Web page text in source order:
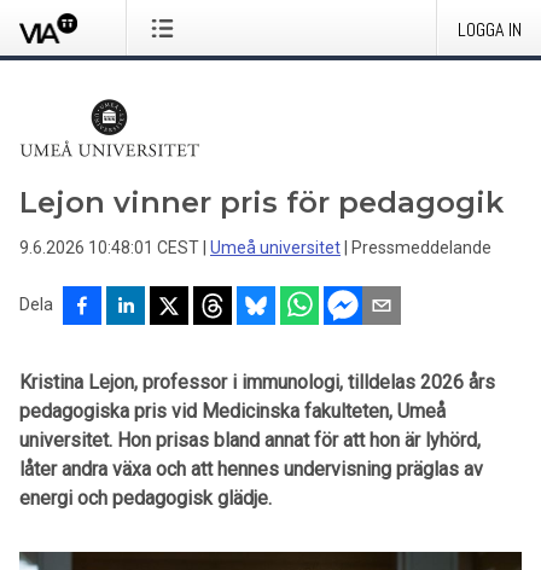
LOGGA IN
Lejon vinner pris för pedagogik
9.6.2026 10:48:01 CEST Umeå universitet Pressmeddelande
Dela
Kristina Lejon, professor i immunologi, tilldelas 2026 års
pedagogiska pris vid Medicinska fakulteten, Umeå
universitet. Hon prisas bland annat för att hon är lyhörd,
låter andra växa och att hennes undervisning präglas av
energi och pedagogisk glädje.